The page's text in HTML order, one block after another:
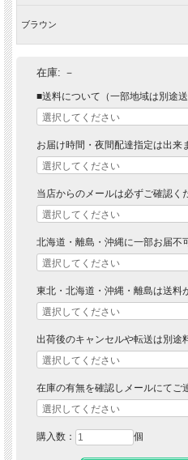
ブラウン
在庫: －
■送料について（一部地域は別途
お届け時間・夜間配達指定は出来
当店からのメールは必ずご確認く
北海道・離島・沖縄に一部お届不
東北・北海道・沖縄・離島は送料
出荷後のキャンセルや転送は別途
在庫の有無を確認しメールにてご
購入数： 個